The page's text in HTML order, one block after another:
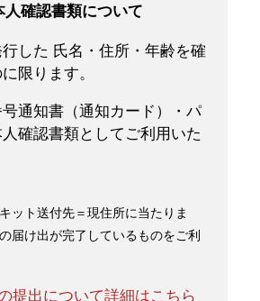
確認書類について
した 氏名・住所・年齢を確
限ります。
通知書（通知カード）・パ
確認書類としてご利用いた
ット送付先＝現住所に当たりま
届け出が完了しているものをご利
提出について詳細はこちら